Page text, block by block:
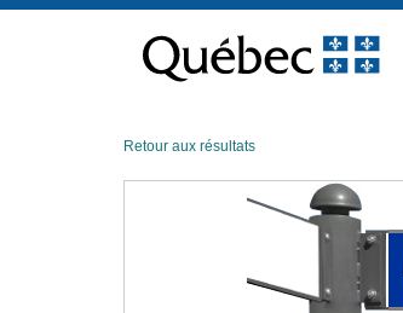
contenu
Retour aux résultats